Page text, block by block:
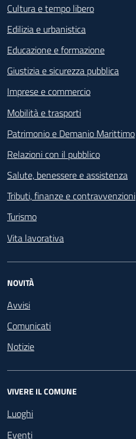
Cultura e tempo libero
Edilizia e urbanistica
Educazione e formazione
Giustizia e sicurezza pubblica
Imprese e commercio
Mobilità e trasporti
Patrimonio e Demanio Marittimo
Relazioni con il pubblico
Salute, benessere e assistenza
Tributi, finanze e contravvenzioni
Turismo
Vita lavorativa
NOVITÀ
Avvisi
Comunicati
Notizie
VIVERE IL COMUNE
Luoghi
Eventi